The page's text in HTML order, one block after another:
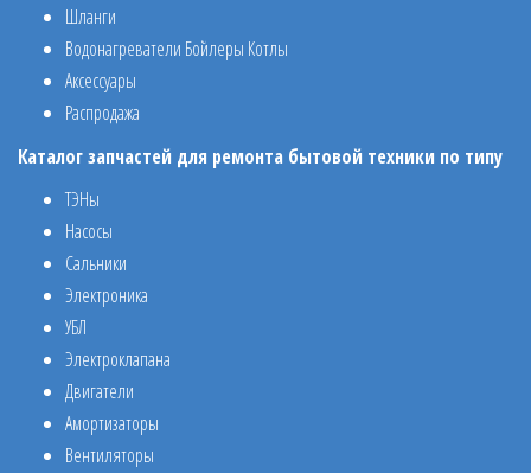
Шланги
Водонагреватели Бойлеры Котлы
Аксессуары
Распродажа
Каталог запчастей для ремонта бытовой техники по типу
ТЭНы
Насосы
Сальники
Электроника
УБЛ
Электроклапана
Двигатели
Амортизаторы
Вентиляторы